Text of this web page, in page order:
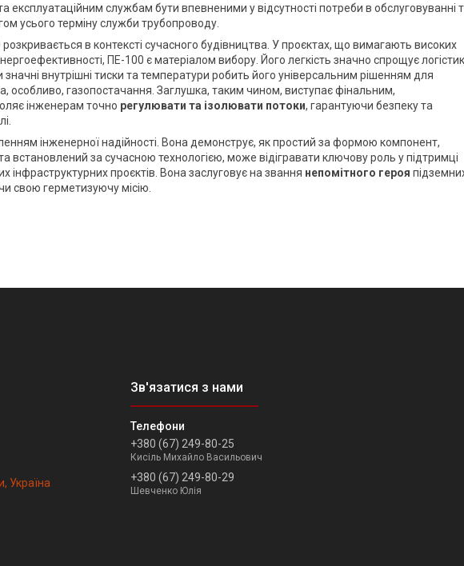
експлуатаційним службам бути впевненими у відсутності потреби в обслуговуванні
усього терміну служби трубопроводу.
в контексті сучасного будівництва. У проєктах, що вимагають високих
ПЕ-100 є матеріалом вибору. Його легкість значно спрощує
внутрішні тиски та температури робить його універсальним рішенням для
особливо, газопостачання. Заглушка, таким чином, виступає фінальним,
інженерам точно регулювати та ізолювати потоки, гарантуючи безпеку та
інженерної надійності. Вона демонструє, як простий за формою компонент,
встановлений за сучасною технологією, може відігравати ключову роль у підтримці
інфраструктурних проєктів. Вона заслуговує на звання непомітного героя
свою герметизуючу місію.
Україна
+380 (67) 249-80-25
Кисіль Михайло Васильович
+380 (67) 249-80-29
Шевченко Юлія